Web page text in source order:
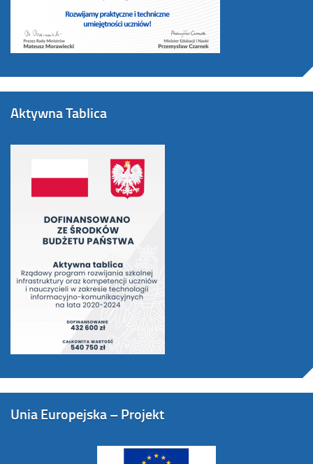
Aktywna Tablica
Unia Europejska – Projekt